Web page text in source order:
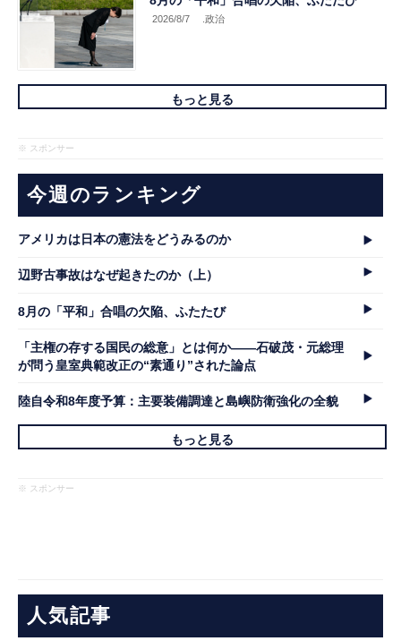
2026/8/7 .政治
もっと見る
※ スポンサー
今週のランキング
アメリカは日本の憲法をどうみるのか
辺野古事故はなぜ起きたのか（上）
8月の「平和」合唱の欠陥、ふたたび
「主権の存する国民の総意」とは何か――石破茂・元総理
が問う皇室典範改正の“素通り”された論点
陸自令和8年度予算：主要装備調達と島嶼防衛強化の全貌
もっと見る
※ スポンサー
人気記事